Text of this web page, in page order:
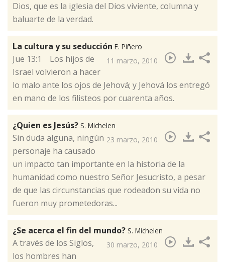
Dios, que es la iglesia del Dios viviente, columna y
baluarte de la verdad.
La cultura y su seducción E. Piñero
11 marzo, 2010
​Jue 13:1 Los hijos de
Israel volvieron a hacer
lo malo ante los ojos de Jehová; y Jehová los entregó
en mano de los filisteos por cuarenta años.
¿Quien es Jesús? S. Michelen
23 marzo, 2010
​Sin duda alguna, ningún
personaje ha causado
un impacto tan importante en la historia de la
humanidad como nuestro Señor Jesucristo, a pesar
de que las circunstancias que rodeadon su vida no
fueron muy prometedoras...
¿Se acerca el fin del mundo? S. Michelen
30 marzo, 2010
​A través de los Siglos,
los hombres han